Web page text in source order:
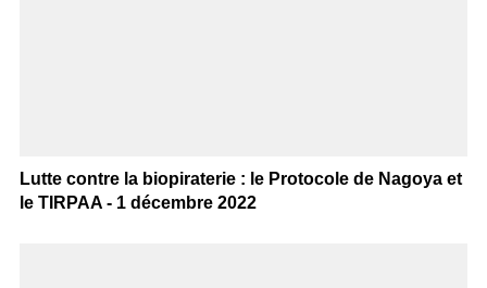
Lutte contre la biopiraterie : le Protocole de Nagoya et
le TIRPAA - 1 décembre 2022